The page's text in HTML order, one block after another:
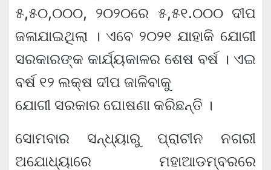
୫,୫୦,୦୦୦, ୨୦୨୦ରେ ୫,୫୧.୦୦୦ ଦୀପ
ଜଳାଯାଇଥିଲା । ଏବେ ୨୦୨୧ ଯାହାକି ଯୋଗୀ
ସରକାରଙ୍କ କାର୍ଯ୍ୟକାଳର ଶେଷ ବର୍ଷ । ଏଇ
ବର୍ଷ ୧୨ ଲକ୍ଷ ଦୀପ ଜାଳିବାକୁ
ଯୋଗୀ ସରକାର ଘୋଷଣା କରିଛନ୍ତି ।
ସୋମବାର ସନ୍ଧ୍ୟାରୁ ପ୍ରାଚୀନ ନଗରୀ
ଅଯୋଧ୍ୟାରେ ମହାଆଡମ୍ବରରେ